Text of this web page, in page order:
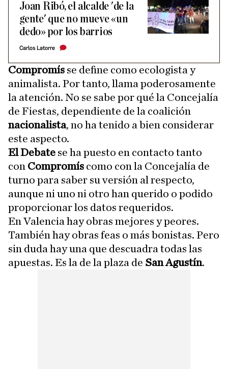
Joan Ribó, el alcalde 'de la
gente' que no mueve «un
dedo» por los barrios
Carlos Latorre
Compromís se define como ecologista y
animalista. Por tanto, llama poderosamente
la atención. No se sabe por qué la Concejalía
de Fiestas, dependiente de la coalición
nacionalista, no ha tenido a bien considerar
este aspecto.
El Debate se ha puesto en contacto tanto
con Compromís como con la Concejalía de
turno para saber su versión al respecto,
aunque ni uno ni otro han querido o podido
proporcionar los datos requeridos.
En Valencia hay obras mejores y peores.
También hay obras feas o más bonistas. Pero
sin duda hay una que descuadra todas las
apuestas. Es la de la plaza de San Agustín.